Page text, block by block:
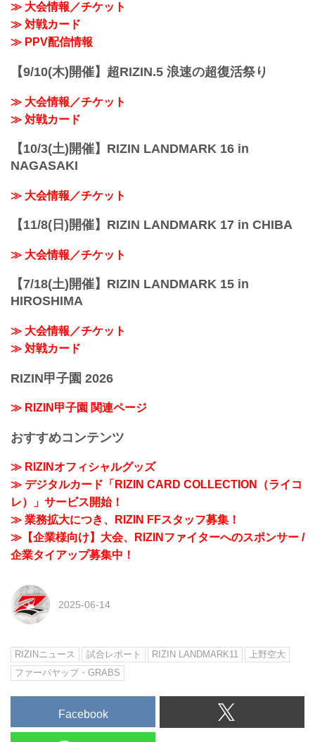
ご了承ください。
会場
...
≫ 大会情報／チケット
≫ 対戦カード
≫ PPV配信情報
【9/10(木)開催】超RIZIN.5 浪速の超復活祭り
≫ 大会情報／チケット
≫ 対戦カード
【10/3(土)開催】RIZIN LANDMARK 16 in
NAGASAKI
≫ 大会情報／チケット
【11/8(日)開催】RIZIN LANDMARK 17 in CHIBA
≫ 大会情報／チケット
【7/18(土)開催】RIZIN LANDMARK 15 in
HIROSHIMA
≫ 大会情報／チケット
≫ 対戦カード
RIZIN甲子園 2026
≫ RIZIN甲子園 関連ページ
おすすめコンテンツ
≫ RIZINオフィシャルグッズ
≫ デジタルカード「RIZIN CARD COLLECTION（ライコ
レ）」サービス開始！
≫ 業務拡大につき、RIZIN FFスタッフ募集！
≫【企業様向け】大会、RIZINファイターへのスポンサー /
企業タイアップ募集中！
2025-06-14
RIZINニュース 試合レポート RIZIN LANDMARK11
上野空大
ファーパヤップ・GRABS
Facebook